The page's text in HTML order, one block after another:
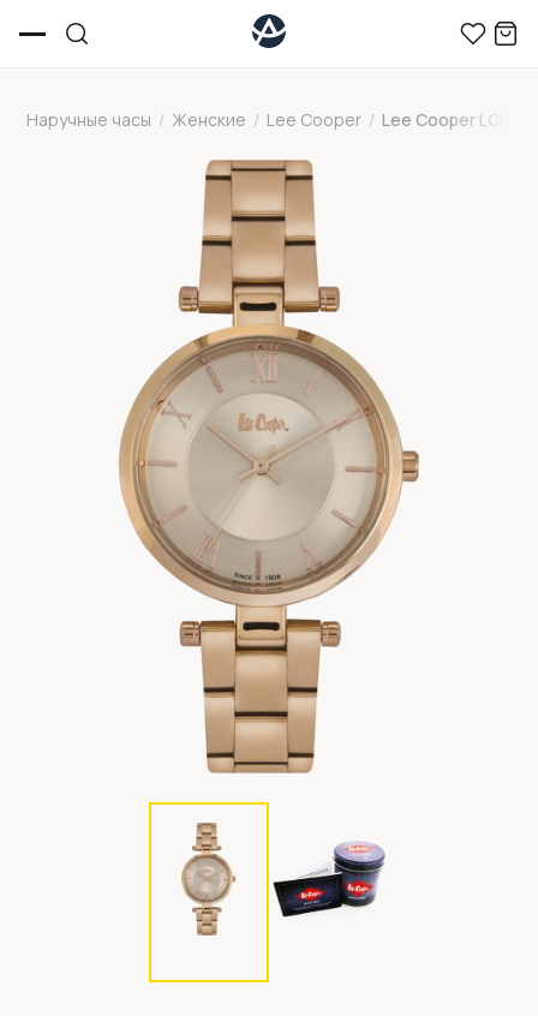
Наручные часы / Женские / Lee Cooper / Lee Cooper